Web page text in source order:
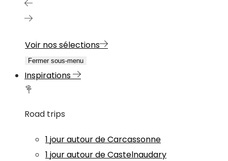
Voir nos sélections
Fermer sous-menu
Inspirations
Road trips
1 jour autour de Carcassonne
1 jour autour de Castelnaudary